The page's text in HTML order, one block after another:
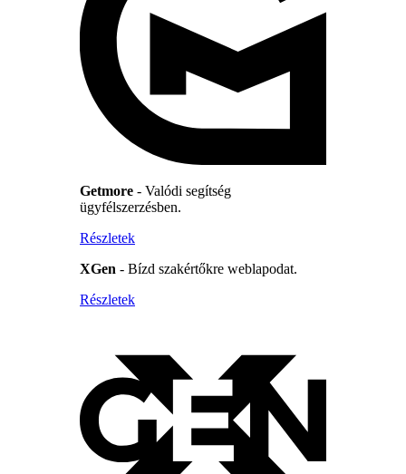
Getmore - Valódi segítség
ügyfélszerzésben.
Részletek
XGen - Bízd szakértőkre weblapodat.
Részletek